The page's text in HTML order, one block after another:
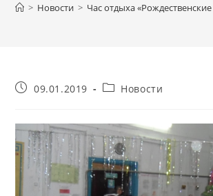
> Новости > Час отдыха
Запись09.01.2019
Рубрика
Новости